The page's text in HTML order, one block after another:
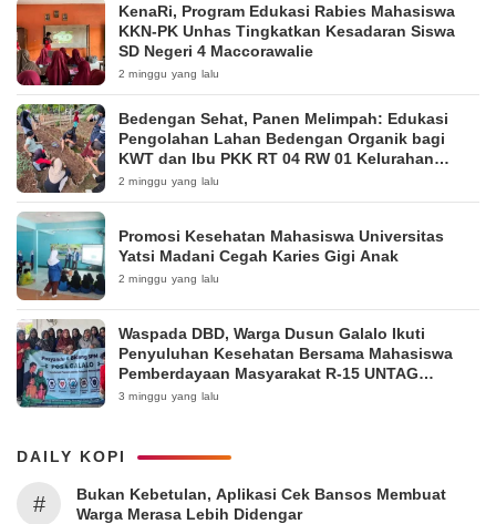
KenaRi, Program Edukasi Rabies Mahasiswa
KKN-PK Unhas Tingkatkan Kesadaran Siswa
SD Negeri 4 Maccorawalie
2 minggu yang lalu
Bedengan Sehat, Panen Melimpah: Edukasi
Pengolahan Lahan Bedengan Organik bagi
KWT dan Ibu PKK RT 04 RW 01 Kelurahan
Pakintelan
2 minggu yang lalu
Promosi Kesehatan Mahasiswa Universitas
Yatsi Madani Cegah Karies Gigi Anak
2 minggu yang lalu
Waspada DBD, Warga Dusun Galalo Ikuti
Penyuluhan Kesehatan Bersama Mahasiswa
Pemberdayaan Masyarakat R-15 UNTAG
Surabaya 2026
3 minggu yang lalu
DAILY KOPI
#
Bukan Kebetulan, Aplikasi Cek Bansos Membuat
Warga Merasa Lebih Didengar